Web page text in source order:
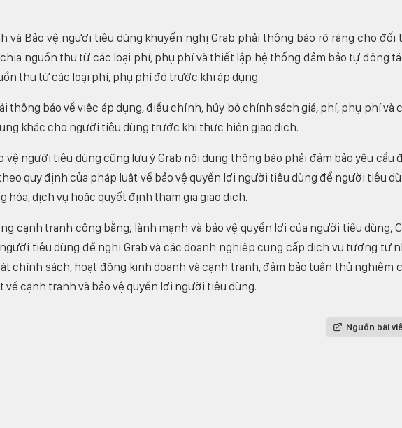
và Bảo vệ người tiêu dùng khuyến nghị Grab phải thông báo rõ ràng cho đối
nguồn thu từ các loại phí, phụ phí và thiết lập hệ thống đảm bảo tự động
thu từ các loại phí, phụ phí đó trước khi áp dụng.
thông báo về việc áp dụng, điều chỉnh, hủy bỏ chính sách giá, phí, phụ phí và
khác cho người tiêu dùng trước khi thực hiện giao dịch.
vệ người tiêu dùng cũng lưu ý Grab nội dung thông báo phải đảm bảo yêu cầu
quy định của pháp luật về bảo vệ quyền lợi người tiêu dùng để người tiêu
hóa, dịch vụ hoặc quyết định tham gia giao dịch.
cạnh tranh công bằng, lành mạnh và bảo vệ quyền lợi của người tiêu dùng,
tiêu dùng đề nghị Grab và các doanh nghiệp cung cấp dịch vụ tương tự
chính sách, hoạt động kinh doanh và cạnh tranh, đảm bảo tuân thủ nghiêm
về cạnh tranh và bảo vệ quyền lợi người tiêu dùng.
Nguồn bài